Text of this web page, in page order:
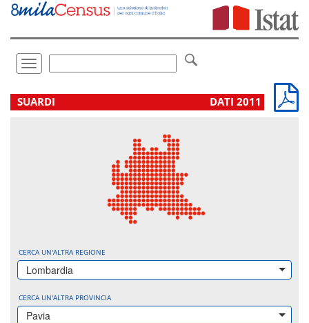
Vai
direttamente
Toggle
navigation
.
SUARDI DATI 2011
CERCA UN'ALTRA REGIONE
Lombardia
CERCA UN'ALTRA PROVINCIA
Pavia